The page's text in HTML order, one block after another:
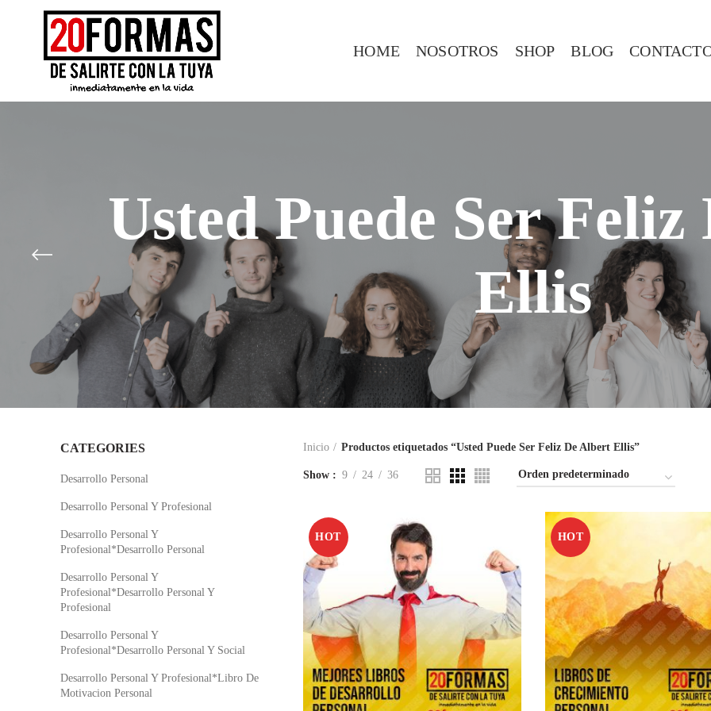
HOME NOSOTROS SHOP BLOG
Usted Puede Ser
Ellis
Inicio Productos etiquetados “Usted Puede Ser Feliz De Albert Ellis”
Show 9 24 36
HOT HOT
CATEGORIES
Desarrollo Personal
Desarrollo Personal Y Profesional
Desarrollo Personal Y
Profesional*Desarrollo Personal
Desarrollo Personal Y
Profesional*Desarrollo Personal Y
Profesional
Desarrollo Personal Y
Profesional*Desarrollo Personal Y Social
Desarrollo Personal Y Profesional*Libro De
Motivacion Personal